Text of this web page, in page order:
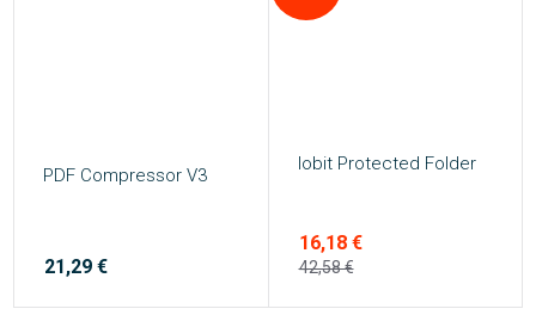
PDF Compressor V3
21,29 €
Iobit Protected Folder
42,58 €
16,18 €